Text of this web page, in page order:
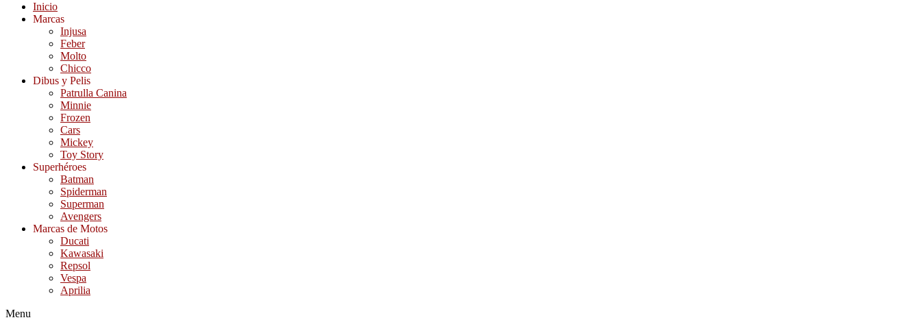
Inicio
Marcas
Injusa
Feber
Molto
Chicco
Dibus y Pelis
Patrulla Canina
Minnie
Frozen
Cars
Mickey
Toy Story
Superhéroes
Batman
Spiderman
Superman
Avengers
Marcas de Motos
Ducati
Kawasaki
Repsol
Vespa
Aprilia
Menu